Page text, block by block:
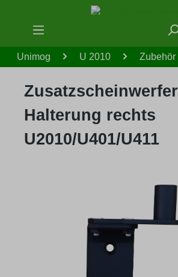
Zum Hauptinhalt springen
Unimog U 2010 Zubehör
Zusatzscheinwerfer
Halterung rechts
U2010/U401/U411